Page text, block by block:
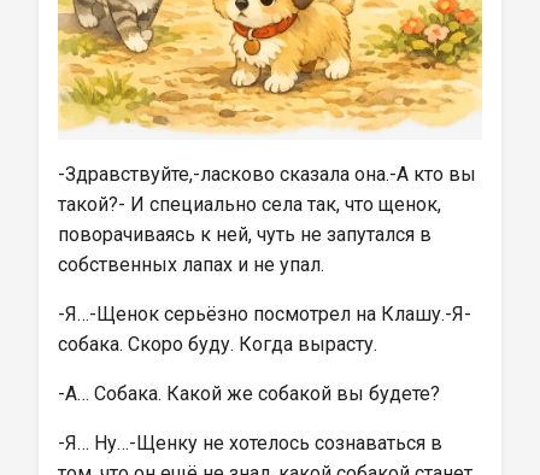
-Здравствуйте,-ласково сказала она.-А кто вы
такой?- И специально села так, что щенок,
поворачиваясь к ней, чуть не запутался в
собственных лапах и не упал.
-Я…-Щенок серьёзно посмотрел на Клашу.-Я-
собака. Скоро буду. Когда вырасту.
-А… Собака. Какой же собакой вы будете?
-Я… Ну…-Щенку не хотелось сознаваться в